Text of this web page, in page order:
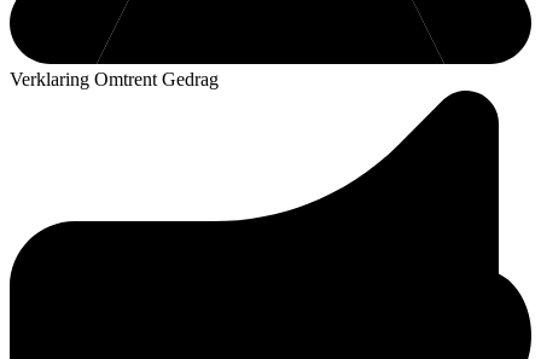
Verklaring Omtrent Gedrag